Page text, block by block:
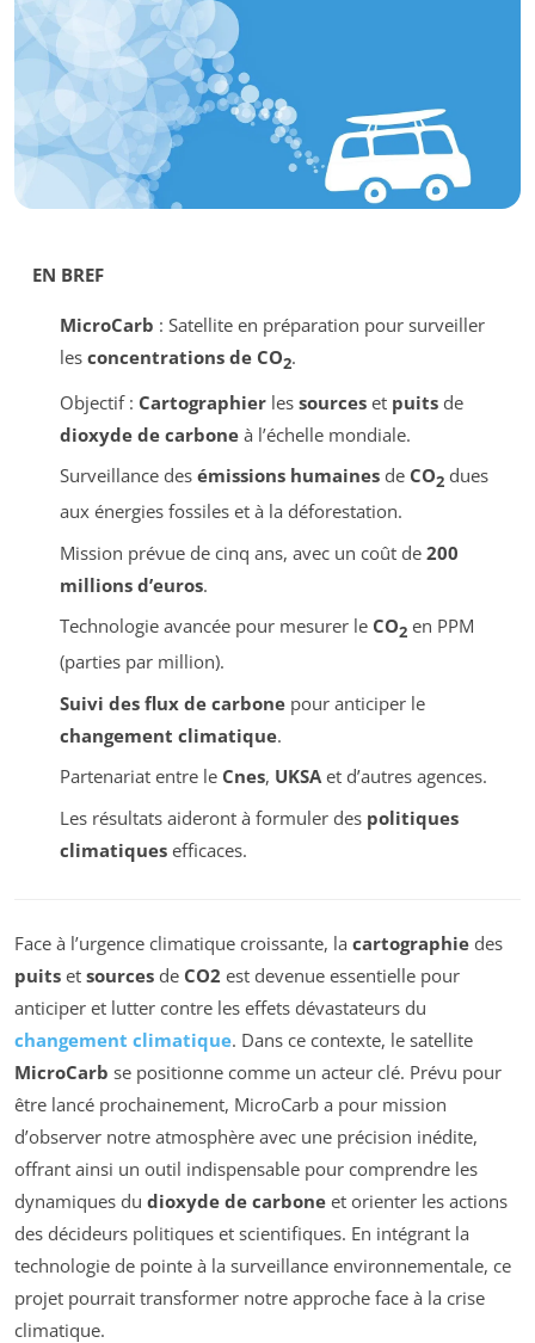
EN BREF
MicroCarb : Satellite en préparation pour surveiller
les concentrations de CO2.
Objectif : Cartographierles sourceset puitsde
dioxyde de carboneà l’échelle mondiale.
Surveillance des émissions humainesde CO2dues
aux énergies fossiles et à la déforestation.
Mission prévue de cinq ans, avec un coût de 200
millions d’euros.
Technologie avancée pour mesurer le CO2en PPM
(parties par million).
Suivi des flux de carbonepour anticiper le
changement climatique.
Partenariat entre le Cnes, UKSAet d’autres agences.
Les résultats aideront à formuler des politiques
climatiquesefficaces.
Face à l’urgence climatique croissante, la cartographie des
puits et sources de CO2 est devenue essentielle pour
anticiper et lutter contre les effets dévastateurs du
changement climatique. Dans ce contexte, le satellite
MicroCarb se positionne comme un acteur clé. Prévu pour
être lancé prochainement, MicroCarb a pour mission
d’observer notre atmosphère avec une précision inédite,
offrant ainsi un outil indispensable pour comprendre les
dynamiques du dioxyde de carbone et orienter les actions
des décideurs politiques et scientifiques. En intégrant la
technologie de pointe à la surveillance environnementale, ce
projet pourrait transformer notre approche face à la crise
climatique.